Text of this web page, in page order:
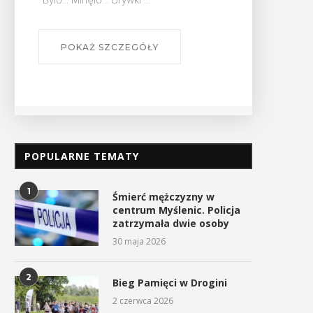
POKAŻ SZCZEGÓŁY
POPULARNE TEMATY
1
Śmierć mężczyzny w
centrum Myślenic. Policja
zatrzymała dwie osoby
30 maja 2026
2 Bieg Pamięci w Drogini
2 czerwca 2026